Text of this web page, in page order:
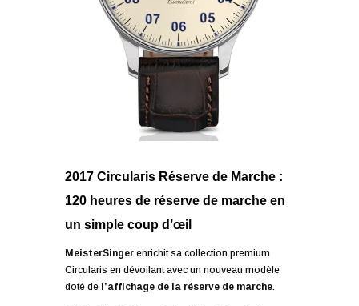
2017 Circularis Réserve de Marche :
120 heures de réserve de marche en
un simple coup d’œil
MeisterSingerenrichit sa collection premium
Circularis en dévoilant avec un nouveau modèle
doté de l’affichage de la réserve de marche.